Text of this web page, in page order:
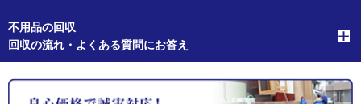
不用品の回収
回収の流れ・よくある質問にお答え